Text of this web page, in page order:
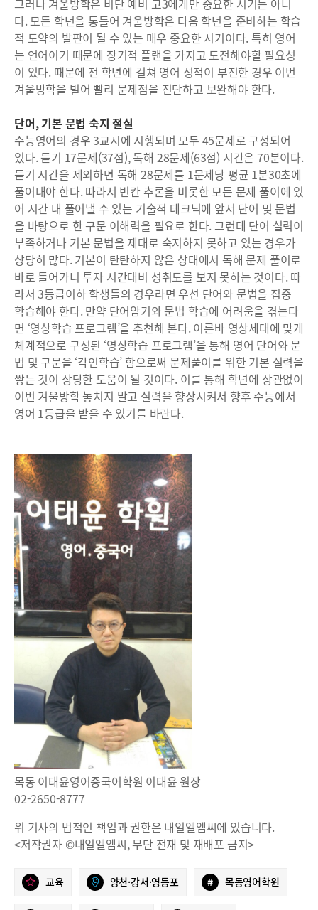
그러나 겨울방학은 비단 예비 고3에게만 중요한 시기는 아니
다. 모든 학년을 통틀어 겨울방학은 다음 학년을 준비하는 학습
적 도약의 발판이 될 수 있는 매우 중요한 시기이다. 특히 영어
는 언어이기 때문에 장기적 플랜을 가지고 도전해야할 필요성
이 있다. 때문에 전 학년에 걸쳐 영어 성적이 부진한 경우 이번
겨울방학을 빌어 빨리 문제점을 진단하고 보완해야 한다.
단어, 기본 문법 숙지 절실
수능영어의 경우 3교시에 시행되며 모두 45문제로 구성되어
있다. 듣기 17문제(37점), 독해 28문제(63점) 시간은 70분이다.
듣기 시간을 제외하면 독해 28문제를 1문제당 평균 1분30초에
풀어내야 한다. 따라서 빈칸 추론을 비롯한 모든 문제 풀이에 있
어 시간 내 풀어낼 수 있는 기술적 테크닉에 앞서 단어 및 문법
을 바탕으로 한 구문 이해력을 필요로 한다. 그런데 단어 실력이
부족하거나 기본 문법을 제대로 숙지하지 못하고 있는 경우가
상당히 많다. 기본이 탄탄하지 않은 상태에서 독해 문제 풀이로
바로 들어가니 투자 시간대비 성취도를 보지 못하는 것이다. 따
라서 3등급이하 학생들의 경우라면 우선 단어와 문법을 집중
학습해야 한다. 만약 단어암기와 문법 학습에 어려움을 겪는다
면 ‘영상학습 프로그램’을 추천해 본다. 이른바 영상세대에 맞게
체계적으로 구성된 ‘영상학습 프로그램’을 통해 영어 단어와 문
법 및 구문을 ‘각인학습’ 함으로써 문제풀이를 위한 기본 실력을
쌓는 것이 상당한 도움이 될 것이다. 이를 통해 학년에 상관없이
이번 겨울방학 놓치지 말고 실력을 향상시켜서 향후 수능에서
영어 1등급을 받을 수 있기를 바란다.
목동 이태윤영어중국어학원 이태윤 원장
02-2650-8777
위 기사의 법적인 책임과 권한은 내일엘엠씨에 있습니다.
<저작권자 ©내일엘엠씨, 무단 전재 및 재배포 금지>
교육 양천·강서·영등포 # 목동영어학원